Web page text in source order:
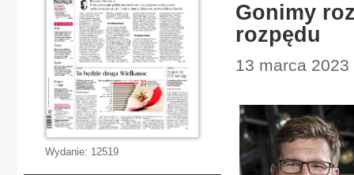
Gonimy
rozpędu
13 marca
Wydanie: 12519